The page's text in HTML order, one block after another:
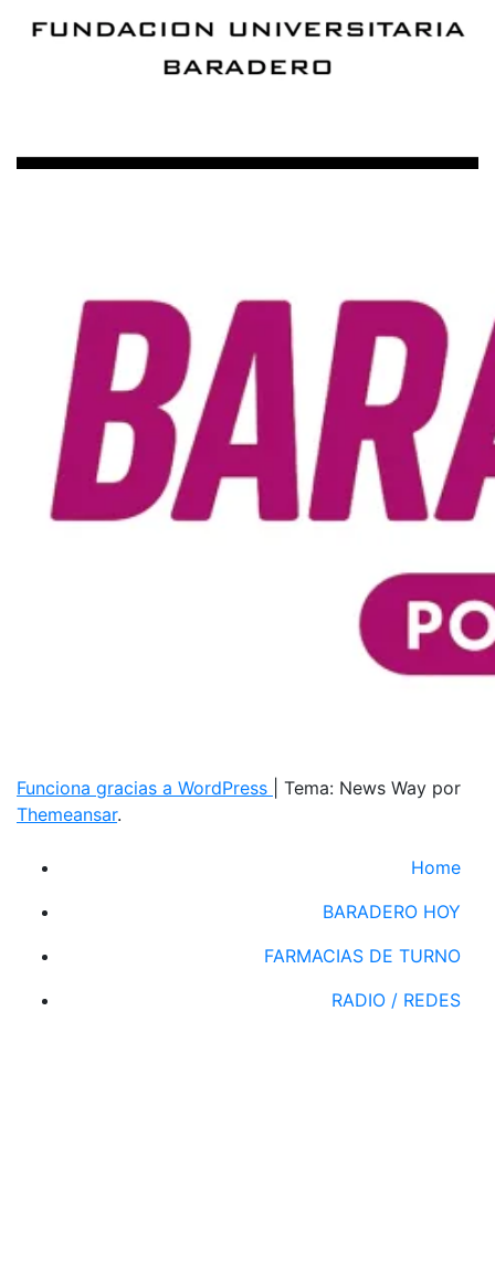
Funciona gracias a WordPress
Tema: News Way por
Themeansar.
Home
BARADERO HOY
FARMACIAS DE TURNO
RADIO / REDES